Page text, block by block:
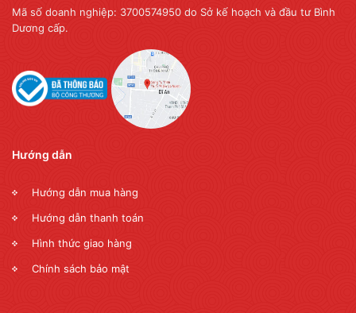
Mã số doanh nghiệp: 3700574950 do Sở kế hoạch và đầu tư Bình
Dương cấp.
Hướng dẫn
Hướng dẫn mua hàng
Hướng dẫn thanh toán
Hình thức giao hàng
Chính sách bảo mật